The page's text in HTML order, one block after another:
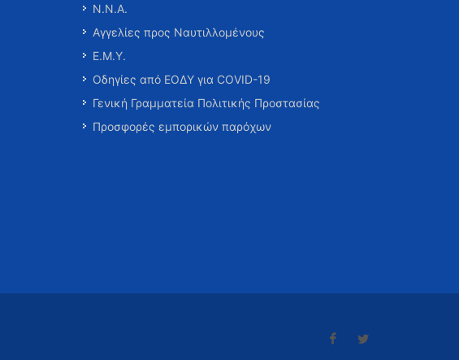
Ν.Ν.Α.
Αγγελίες προς Ναυτιλλομένους
Ε.Μ.Υ.
Οδηγίες από ΕΟΔΥ για COVID-19
Γενική Γραμματεία Πολιτικής Προστασίας
Προσφορές εμπορικών παρόχων